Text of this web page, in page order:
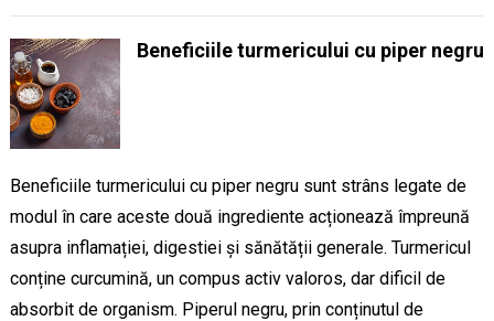
Beneficiile turmericului cu piper negru
Beneficiile turmericului cu piper negru sunt strâns legate de
modul în care aceste două ingrediente acționează împreună
asupra inflamației, digestiei și sănătății generale. Turmericul
conține curcumină, un compus activ valoros, dar dificil de
absorbit de organism. Piperul negru, prin conținutul de